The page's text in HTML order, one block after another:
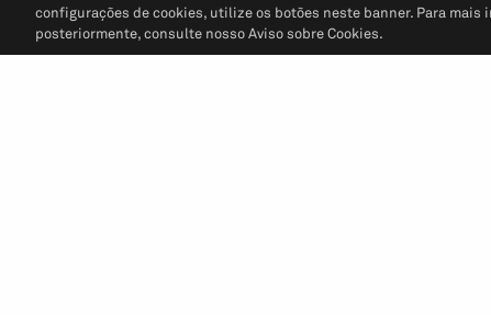
configurações de cookies, utilize os botões neste banner. Para mais
posteriormente, consulte nosso Aviso sobre Cookies.